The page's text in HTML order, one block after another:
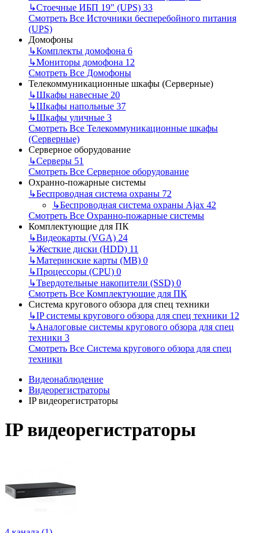
↳Стоечные ИБП 19" (UPS) 33
Смотреть Все Источники бесперебойного питания
(UPS)
Домофоны
↳Комплекты домофона 6
↳Мониторы домофона 12
Смотреть Все Домофоны
Телекоммуникационные шкафы (Серверные)
↳Шкафы навесные 20
↳Шкафы напольные 37
↳Шкафы уличные 3
Смотреть Все Телекоммуникационные шкафы
(Серверные)
Серверное оборудование
↳Серверы 51
Смотреть Все Серверное оборудование
Охранно-пожарные системы
↳Беспроводная система охраны 72
↳Беспроводная система охраны Ajax 42
Смотреть Все Охранно-пожарные системы
Комплектующие для ПК
↳Видеокарты (VGA) 24
↳Жесткие диски (HDD) 11
↳Материнские карты (MB) 0
↳Процессоры (CPU) 0
↳Твердотельные накопители (SSD) 0
Смотреть Все Комплектующие для ПК
Система кругового обзора для спец техники
↳IP системы кругового обзора для спец техники 12
↳Аналоговые системы кругового обзора для спец
техники 3
Смотреть Все Система кругового обзора для спец
техники
Видеонаблюдение
Видеорегистраторы
IP видеорегистраторы
IP видеорегистраторы